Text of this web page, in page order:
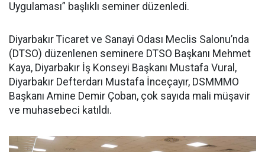
Uygulaması” başlıklı seminer düzenledi.
Diyarbakır Ticaret ve Sanayi Odası Meclis Salonu’nda
(DTSO) düzenlenen seminere DTSO Başkanı Mehmet
Kaya, Diyarbakır İş Konseyi Başkanı Mustafa Vural,
Diyarbakır Defterdarı Mustafa İnceçayır, DSMMMO
Başkanı Amine Demir Çoban, çok sayıda mali müşavir
ve muhasebeci katıldı.